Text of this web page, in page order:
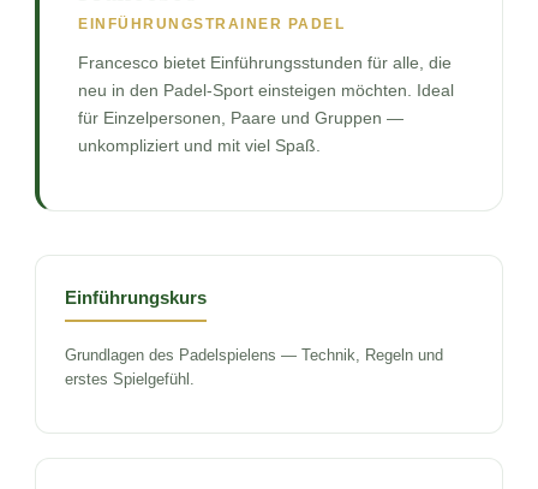
EINFÜHRUNGSTRAINER PADEL
Francesco bietet Einführungsstunden für alle, die
neu in den Padel-Sport einsteigen möchten. Ideal
für Einzelpersonen, Paare und Gruppen —
unkompliziert und mit viel Spaß.
Einführungskurs
Grundlagen des Padelspielens — Technik, Regeln und
erstes Spielgefühl.